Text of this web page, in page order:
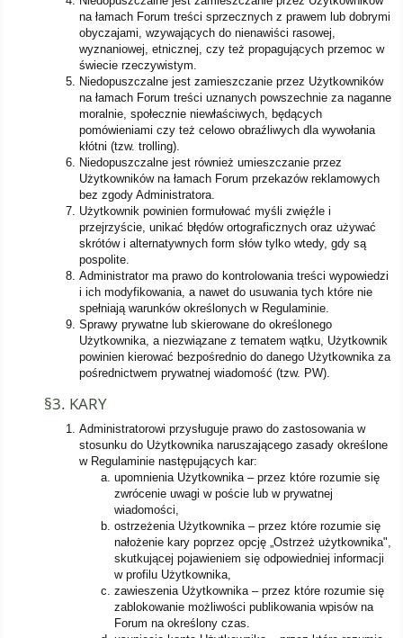
na łamach Forum treści sprzecznych z prawem lub dobrymi
obyczajami, wzywających do nienawiści rasowej,
wyznaniowej, etnicznej, czy też propagujących przemoc w
świecie rzeczywistym.
Niedopuszczalne jest zamieszczanie przez Użytkowników
na łamach Forum treści uznanych powszechnie za naganne
moralnie, społecznie niewłaściwych, będących
pomówieniami czy też celowo obraźliwych dla wywołania
kłótni (tzw. trolling).
Niedopuszczalne jest również umieszczanie przez
Użytkowników na łamach Forum przekazów reklamowych
bez zgody Administratora.
Użytkownik powinien formułować myśli zwięźle i
przejrzyście, unikać błędów ortograficznych oraz używać
skrótów i alternatywnych form słów tylko wtedy, gdy są
pospolite.
Administrator ma prawo do kontrolowania treści wypowiedzi
i ich modyfikowania, a nawet do usuwania tych które nie
spełniają warunków określonych w Regulaminie.
Sprawy prywatne lub skierowane do określonego
Użytkownika, a niezwiązane z tematem wątku, Użytkownik
powinien kierować bezpośrednio do danego Użytkownika za
pośrednictwem prywatnej wiadomość (tzw. PW).
§3. KARY
Administratorowi przysługuje prawo do zastosowania w
stosunku do Użytkownika naruszającego zasady określone
w Regulaminie następujących kar:
upomnienia Użytkownika – przez które rozumie się
zwrócenie uwagi w poście lub w prywatnej
wiadomości,
ostrzeżenia Użytkownika – przez które rozumie się
nałożenie kary poprzez opcję „Ostrzeż użytkownika",
skutkującej pojawieniem się odpowiedniej informacji
w profilu Użytkownika,
zawieszenia Użytkownika – przez które rozumie się
zablokowanie możliwości publikowania wpisów na
Forum na określony czas.